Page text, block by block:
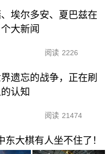
埃尔多安、夏巴兹在
大新闻
阅读 2226
遗忘的战争，正在刷
认知
阅读 21474
大棋有人坐不住了！